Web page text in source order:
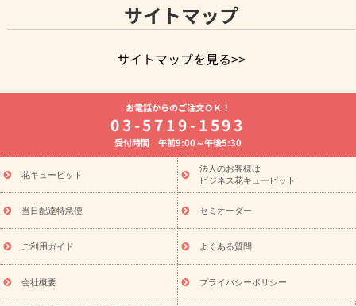
サイトマップ
サイトマップを見る>>
よく贈られる花
お祝いの花特集
誕生日フラワーギフト特集
8月の誕生花(トルコキキョウ)
開店・開業祝い
お供え・お悔やみ お供え・お悔やみの花
通夜・葬儀に贈る花 胡蝶蘭・花鉢
ーブドフラワー
季節のイベント
ひまわり ギフト・プレゼント
特集
お盆 花（新盆・初盆） 季節のイベント
お盆 花（新
盆・初盆）
お盆 花（新盆・初盆）
お盆・お供え 花とセットギ
フト
お盆・お供え プリザーブドフラワー
ひまわり ギフト・プ
レゼント特集
夏の花贈り・お中元・暑中見舞い 花のギフト特集
敬老の日におくる花ギフト・プレゼント特集
花ギフト・プレゼント特集
敬老の日 花のおすすめランキング
敬
老の日 花鉢植えのギフト・プレゼント特集
敬老の日 花とセットギ
フト・プレゼント特集
敬老の日の花 全てのギフト一覧
キャン
お電話からのご注文ＯＫ！
03-5719-1593
受付時間 午前9:00～午後5:30
花キューピット
法人のお客様は
ビジネス花キューピット
当日配達特急便 セミオーダー
ご利用ガイド よくある質問
会社概要 プライバシーポリシー